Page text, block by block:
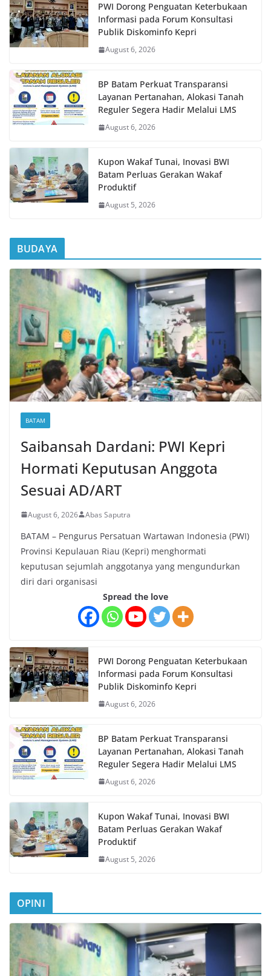
PWI Dorong Penguatan Keterbukaan
Informasi pada Forum Konsultasi
Publik Diskominfo Kepri
August 6, 2026
BP Batam Perkuat Transparansi
Layanan Pertanahan, Alokasi Tanah
Reguler Segera Hadir Melalui LMS
August 6, 2026
Kupon Wakaf Tunai, Inovasi BWI
Batam Perluas Gerakan Wakaf
Produktif
August 5, 2026
BUDAYA
BATAM
Saibansah Dardani: PWI Kepri
Hormati Keputusan Anggota
Sesuai AD/ART
August 6, 2026 Abas Saputra
BATAM – Pengurus Persatuan Wartawan Indonesia (PWI)
Provinsi Kepulauan Riau (Kepri) menghormati
keputusan sejumlah anggotanya yang mengundurkan
diri dari organisasi
Spread the love
PWI Dorong Penguatan Keterbukaan
Informasi pada Forum Konsultasi
Publik Diskominfo Kepri
August 6, 2026
BP Batam Perkuat Transparansi
Layanan Pertanahan, Alokasi Tanah
Reguler Segera Hadir Melalui LMS
August 6, 2026
Kupon Wakaf Tunai, Inovasi BWI
Batam Perluas Gerakan Wakaf
Produktif
August 5, 2026
OPINI